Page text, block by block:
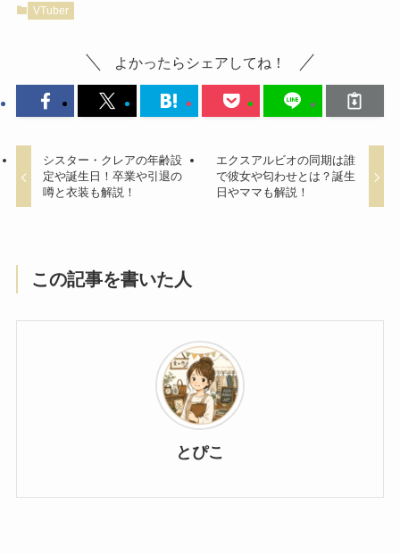
VTuber
よかったらシェアしてね！
シスター・クレアの年齢設
定や誕生日！卒業や引退の
噂と衣装も解説！
エクスアルビオの同期は誰
で彼女や匂わせとは？誕生
日やママも解説！
この記事を書いた人
とぴこ